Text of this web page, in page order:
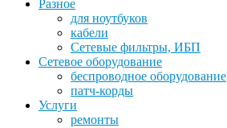
Разное
для ноутбуков
кабели
Сетевые фильтры, ИБП
Сетевое оборудование
беспроводное оборудование
патч-корды
Услуги
ремонты